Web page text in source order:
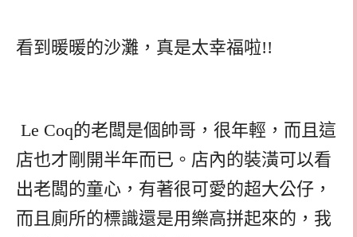
看到暖暖的沙灘，真是太幸福啦!!
Le Coq的老闆是個帥哥，很年輕，而且這
店也才剛開半年而已。店內的裝潢可以看
出老闆的童心，有著很可愛的超大公仔，
而且廁所的標識還是用樂高拼起來的，我